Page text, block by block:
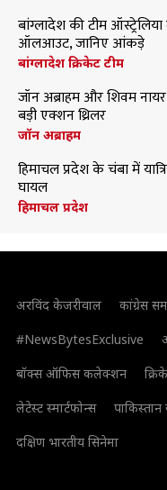
बांग्लादेश की टीम
ऑलआउट, जानिए आंकड़े
बांग्लादेश क्रिकेट टीम
जॉन अब्राहम और शिवम
बड़ी एक्शन थ्रिलर
जॉन अब्राहम
हिमाचल प्रदेश के चंबा में
घायल
हिमाचल प्रदेश
अरविंद केजरीवाल कांग्रेस
#NewsBytesExclusive
बॉक्स ऑफिस कलेक्शन
लेटेस्ट स्मार्टफोन्स
पाकिस्तान
दक्षिण भारतीय सिनेमा